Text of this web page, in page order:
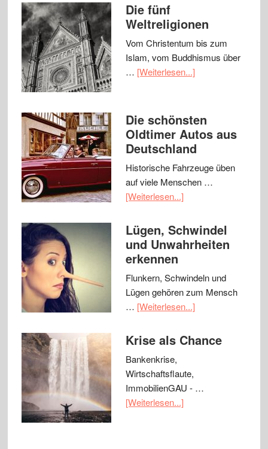
Die fünf
Weltreligionen
Vom Christentum bis zum
Islam, vom Buddhismus über
… [Weiterlesen...]
Die schönsten
Oldtimer Autos aus
Deutschland
Historische Fahrzeuge üben
auf viele Menschen …
[Weiterlesen...]
Lügen, Schwindel
und Unwahrheiten
erkennen
Flunkern, Schwindeln und
Lügen gehören zum Mensch
… [Weiterlesen...]
Krise als Chance
Bankenkrise,
Wirtschaftsflaute,
ImmobilienGAU - …
[Weiterlesen...]